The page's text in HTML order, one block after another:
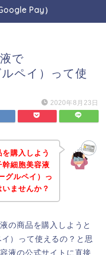
Pay）
で
ペイ）って使
2020年8月23日
購入しよう
幹細胞美容液
グルペイ）っ
ませんか？
の商品を購入しようと
）って使えるの？と思
液の公式サイトに直接